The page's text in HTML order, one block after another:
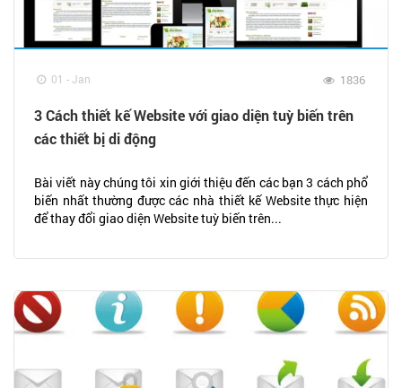
01 - Jan 1836
3 Cách thiết kế Website với giao diện tuỳ biến trên
các thiết bị di động
Bài viết này chúng tôi xin giới thiệu đến các bạn 3 cách phổ
biến nhất thường được các nhà thiết kế Website thực hiện
để thay đổi giao diện Website tuỳ biến trên...